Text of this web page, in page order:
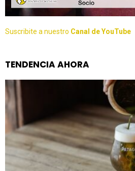
Suscribite a nuestro Canal de YouTube
TENDENCIA AHORA